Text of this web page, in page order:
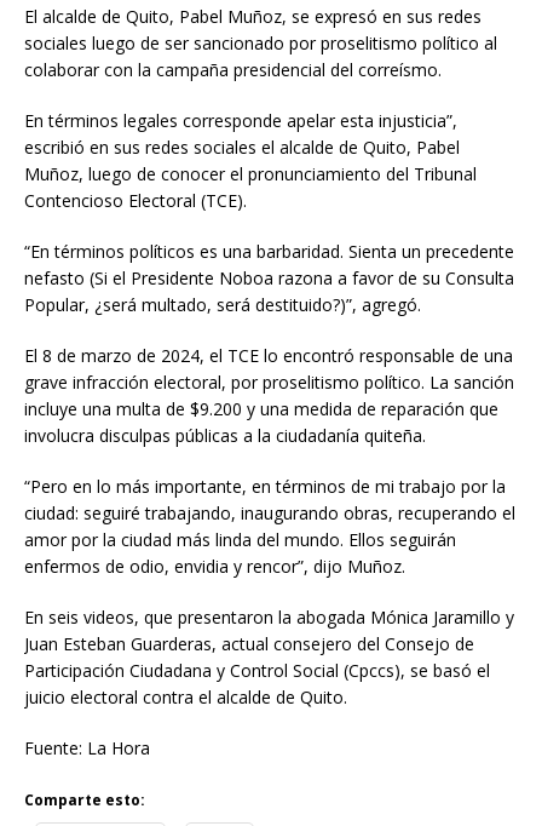
El alcalde de Quito, Pabel Muñoz, se expresó en sus redes
sociales luego de ser sancionado por proselitismo político al
colaborar con la campaña presidencial del correísmo.
En términos legales corresponde apelar esta injusticia”,
escribió en sus redes sociales el alcalde de Quito, Pabel
Muñoz, luego de conocer el pronunciamiento del Tribunal
Contencioso Electoral (TCE).
“En términos políticos es una barbaridad. Sienta un precedente
nefasto (Si el Presidente Noboa razona a favor de su Consulta
Popular, ¿será multado, será destituido?)”, agregó.
El 8 de marzo de 2024, el TCE lo encontró responsable de una
grave infracción electoral, por proselitismo político. La sanción
incluye una multa de $9.200 y una medida de reparación que
involucra disculpas públicas a la ciudadanía quiteña.
“Pero en lo más importante, en términos de mi trabajo por la
ciudad: seguiré trabajando, inaugurando obras, recuperando el
amor por la ciudad más linda del mundo. Ellos seguirán
enfermos de odio, envidia y rencor”, dijo Muñoz.
En seis videos, que presentaron la abogada Mónica Jaramillo y
Juan Esteban Guarderas, actual consejero del Consejo de
Participación Ciudadana y Control Social (Cpccs), se basó el
juicio electoral contra el alcalde de Quito.
Fuente: La Hora
Comparte esto: